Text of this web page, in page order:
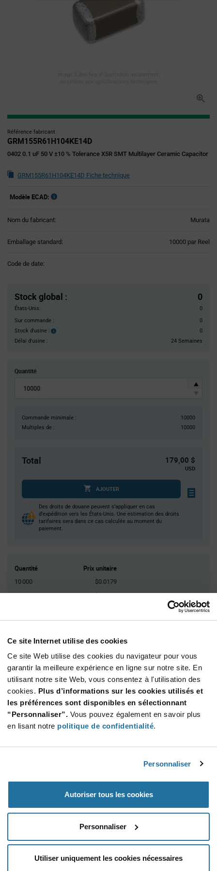
Ce site Internet utilise des cookies
Ce site Web utilise des cookies du navigateur pour vous
garantir la meilleure expérience en ligne sur notre site. En
utilisant notre site Web, vous consentez à l'utilisation des
cookies. Plus d’informations sur les cookies utilisés et
les préférences sont disponibles en sélectionnant
“Personnaliser”. Vous pouvez également en savoir plus
en lisant notre politique de confidentialité.
Personnaliser
Autoriser tous les cookies
Personnaliser
Utiliser uniquement les cookies nécessaires
Référence fabricant
GRM155R61H104KE14D
0402 0.1 uF 50 V ±10 % Tolerance X5R SMT Multilayer Ceramic Capacitor
GRM155R61H104KE14D Fiche technique
Modèle ECAD:
Nom du fabricant: Murata
Emballage standard: 10000 par Reel
Code de date:
Stock global : 0
États-Unis:
0
Sur commande :
0
Stock d'usine :
Stock
0
Délai d'usine :
24 Semaines
Quantité
Commande minimale :
10000
Multiples de :
10000
Total 179,00 $
USD
AJOUTER
Des droits de douane peuvent s’appliquer en cas
d’expédition vers les États-Unis. Une estimation des droits
tarifaires sera dans ce cas calculée au moment du
paiement.
Quantité Prix unitaire
10 000
$0.0179
20 000
$0.0177
40 000
$0.0174
Product
Variant
Information
section
Reel
Qté: 10 000+ / Prix unitaire: $0.0179 / Stock: 470 000
Qté: 10 000+ / Prix unitaire: $0.0179 / Stock: 0
Murata GRM155R61H104KE14D - Caractéristiques
produit